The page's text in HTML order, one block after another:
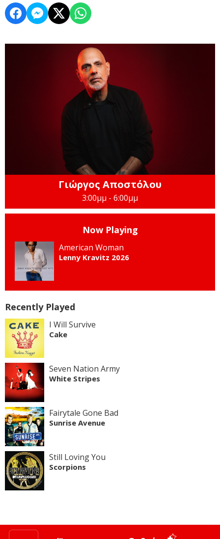
Γιώργος Αποστόλου
3:00μμ - 6:00μμ
Now Playing
American Woman
Lenny Kravitz 2026
Recently Played
I Will Survive
Cake
Seven Nation Army
White Stripes
Fairytale Gone Bad
Sunrise Avenue
Still Loving You
Scorpions